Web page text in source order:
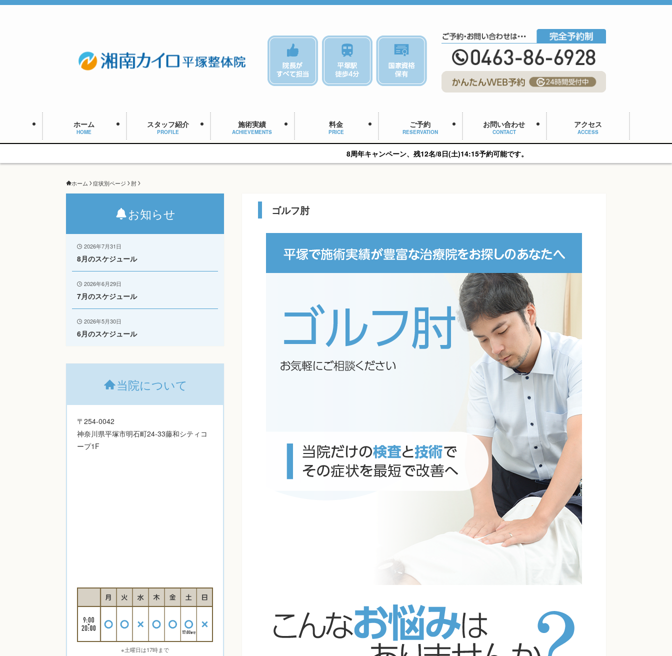
ホーム
HOME
スタッフ紹介
PROFILE
施術実績
ACHIEVEMENTS
料金
PRICE
ご予約
RESERVATION
お問い合わせ
CONTACT
アクセス
ACCESS
8周年キャンペーン、残12名/8日(土)14:15予約可能です。
ホーム 症状別ページ 肘
ゴルフ肘
お知らせ
2026年7月31日
8月のスケジュール
2026年6月29日
7月のスケジュール
2026年5月30日
6月のスケジュール
当院について
〒254-0042
神奈川県平塚市明石町24-33藤和シティコ
ープ1F
※土曜日は17時まで